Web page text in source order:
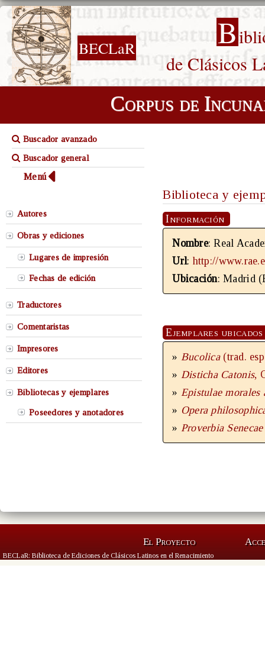
BECLaR B
de Clásicos
Corpus de
Buscador avanzado
Buscador general
Menú
Autores
Obras y ediciones
Lugares de impresión
Fechas de edición
Traductores
Comentaristas
Impresores
Editores
Bibliotecas y ejemplares
Poseedores y anotadores
Biblioteca y
Información
Nombre: Real
Url: http://
Ubicación: Madrid
Ejemplares
» Bucolica (trad.
» Disticha Catonis,
» Epistulae
» Opera
» Proverbia
El Proyecto
BECLaR: Biblioteca de Ediciones de Clásicos Latinos en el Renacimiento